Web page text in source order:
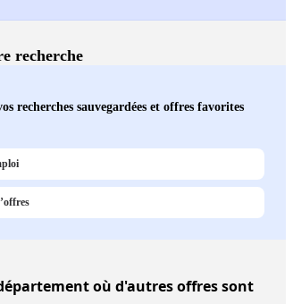
recherche
recherches sauvegardées et offres favorites
où d'autres offres sont